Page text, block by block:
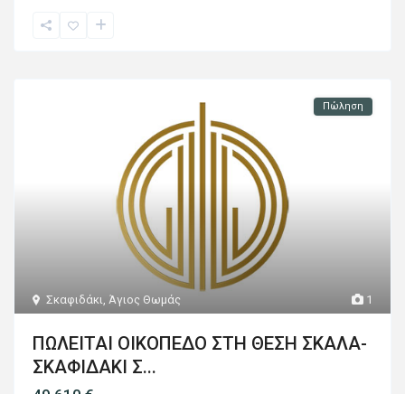
1
Σκαφιδάκι,Άγιος Θωμάς
Πώληση
ΠΩΛΕΙΤΑΙ ΟΙΚΟΠΕΔΟ ΣΤΗ ΘΕΣΗ ΣΚΑΛΑ-
ΣΚΑΦΙΔΑΚΙ Σ...